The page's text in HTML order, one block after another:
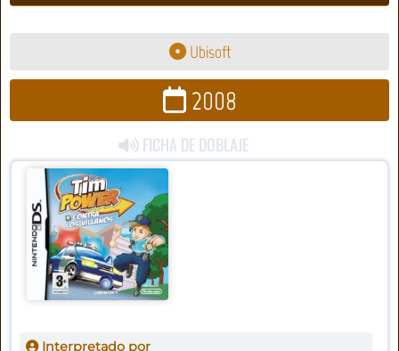
Ubisoft
2008
FICHA DE DOBLAJE
Interpretado por